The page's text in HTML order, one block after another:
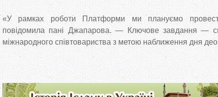
«У рамках роботи Платформи ми плануємо
повідомила пані Джапарова. — Ключове завдання —
міжнародного співтовариства з метою наближення дня